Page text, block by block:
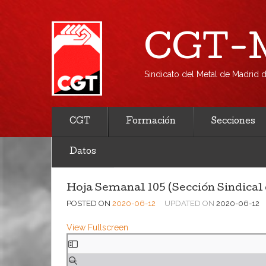
CGT-
Sindicato del Metal de Madrid
CGT Formación Secciones
Datos
Hoja Semanal 105 (Sección Sindical
POSTED ON 2020-06-12 UPDATED ON 2020-06-12
View Fullscreen
Saltar
al
contenido